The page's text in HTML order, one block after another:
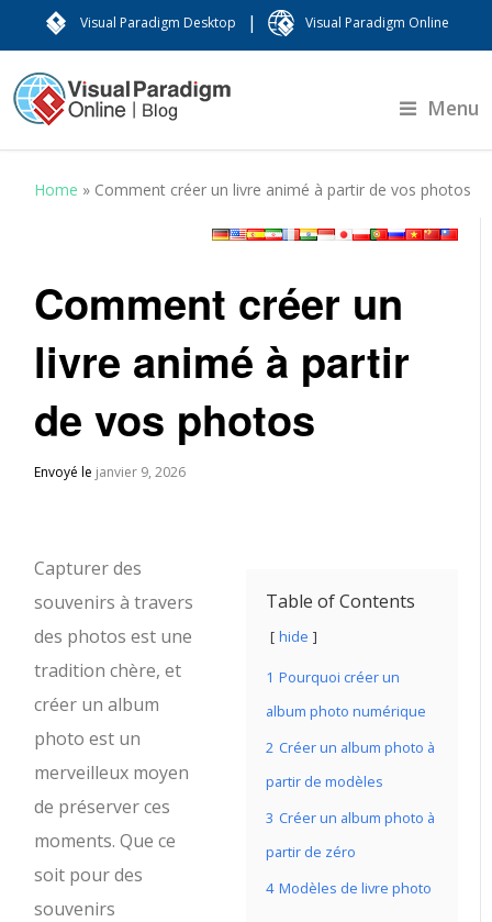
Visual Paradigm Desktop | Visual Paradigm Online
Menu
Home » Comment créer un livre animé à partir de vos photos
Comment créer un
livre animé à partir
de vos photos
Envoyé le janvier 9, 2026
Table of Contents
hide
1 Pourquoi créer un
album photo numérique
2 Créer un album photo à
partir de modèles
3 Créer un album photo à
partir de zéro
4 Modèles de livre photo
Capturer des
souvenirs à travers
des photos est une
tradition chère, et
créer un album
photo est un
merveilleux moyen
de préserver ces
moments. Que ce
soit pour des
souvenirs